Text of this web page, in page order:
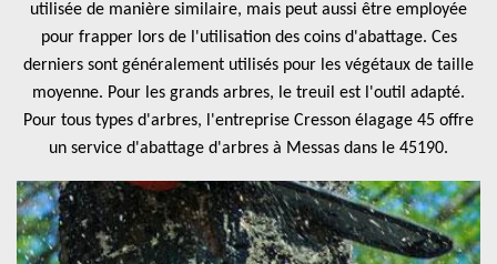
utilisée de manière similaire, mais peut aussi être employée
pour frapper lors de l'utilisation des coins d'abattage. Ces
derniers sont généralement utilisés pour les végétaux de taille
moyenne. Pour les grands arbres, le treuil est l'outil adapté.
Pour tous types d'arbres, l'entreprise Cresson élagage 45 offre
un service d'abattage d'arbres à Messas dans le 45190.